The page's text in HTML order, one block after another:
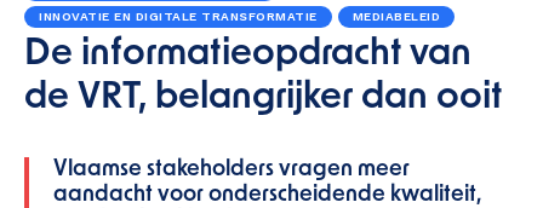
INNOVATIE EN DIGITALE TRANSFORMATIE
MEDIABELEID
De informatieopdracht van
de VRT, belangrijker dan ooit
Vlaamse stakeholders vragen meer
aandacht voor onderscheidende kwaliteit,